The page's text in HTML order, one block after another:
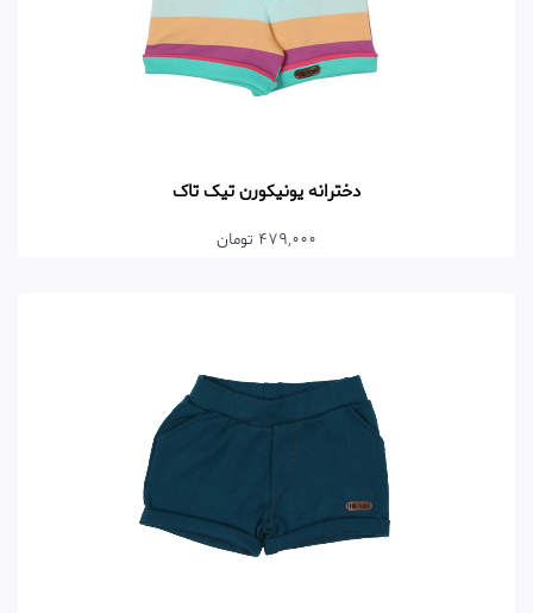
دخترانه یونیکورن تیک تاک
479,000 تومان